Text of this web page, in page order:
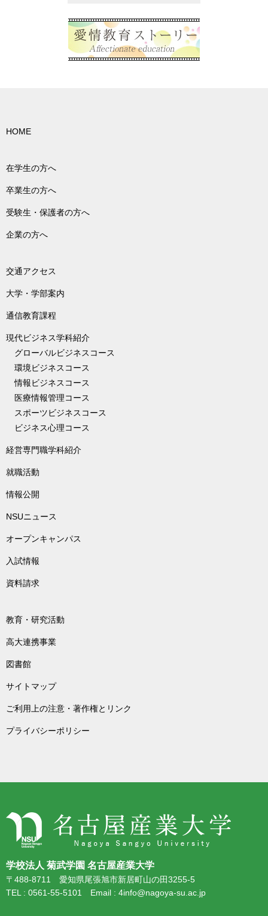
HOME
在学生の方へ
卒業生の方へ
受験生・保護者の方へ
企業の方へ
交通アクセス
大学・学部案内
通信教育課程
現代ビジネス学科紹介
グローバルビジネスコース
環境ビジネスコース
情報ビジネスコース
医療情報管理コース
スポーツビジネスコース
ビジネス心理コース
経営専門職学科紹介
就職活動
情報公開
NSUニュース
オープンキャンパス
入試情報
資料請求
教育・研究活動
高大連携事業
図書館
サイトマップ
ご利用上の注意・著作権とリンク
プライバシーポリシー
学校法人 菊武学園 名古屋産業大学
〒488-8711 愛知県尾張旭市新居町山の田3255-5
TEL : 0561-55-5101 Email : 4info@nagoya-su.ac.jp